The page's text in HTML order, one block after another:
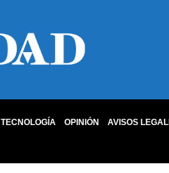
TECNOLOGÍA OPINIÓN
AVISOS